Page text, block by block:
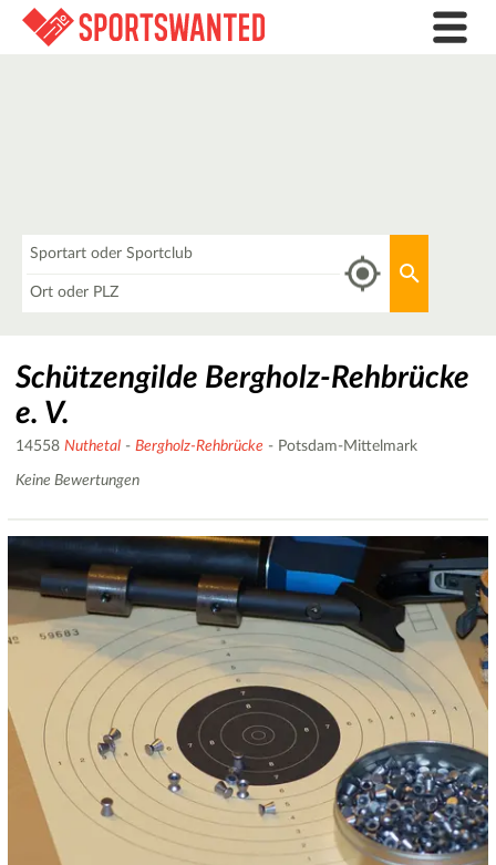
Schützengilde Bergholz-Rehbrücke
e. V.
14558 Nuthetal - Bergholz-Rehbrücke - Potsdam-Mittelmark
Keine Bewertungen